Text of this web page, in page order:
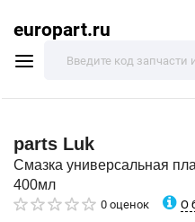
europart.ru
parts Luk
Смазка универсальная
400мл
0 оценок О